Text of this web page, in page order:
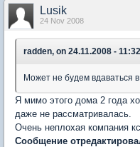
Lusik
24 Nov 2008
radden, on 24.11.2008 -
Может не будем вдаваться
Я мимо этого дома 2 года
даже не рассматривалась.
Очень неплохая компания
Сообщение